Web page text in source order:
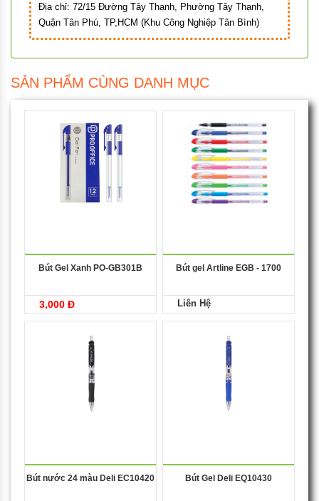
Địa chỉ: 72/15 Đường Tây Thạnh, Phường Tây Thạnh,
Quận Tân Phú, TP,HCM (Khu Công Nghiệp Tân Bình)
SẢN PHẨM CÙNG DANH MỤC
Bút Gel Xanh PO-GB301B
3,000 Đ
Bút gel Artline EGB - 1700
Liên Hệ
Bút nước 24 màu Deli EC10420 Bút Gel Deli EQ10430